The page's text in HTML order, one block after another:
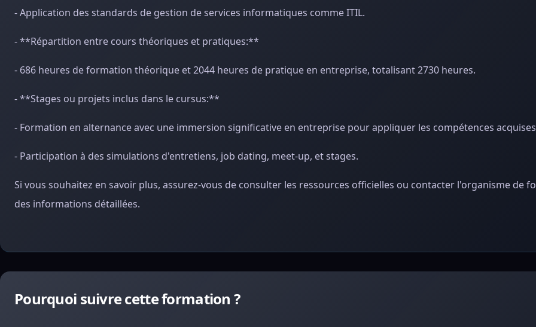
- Application des standards de gestion de services informatiques comme ITIL.
- **Répartition entre cours théoriques et pratiques:**
- 686 heures de formation théorique et 2044 heures de pratique en entreprise, totalisant 2730 heures.
- **Stages ou projets inclus dans le cursus:**
- Formation en alternance avec une immersion significative en entreprise pour appliquer les compétences
- Participation à des simulations d'entretiens, job dating, meet-up, et stages.
Si vous souhaitez en savoir plus, assurez-vous de consulter les ressources officielles ou contacter l'organisme de
des informations détaillées.
Pourquoi suivre cette formation ?